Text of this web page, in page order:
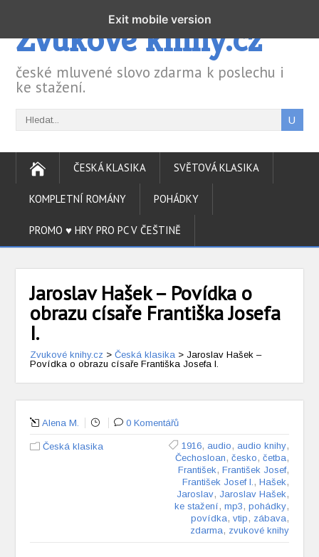
Zvukové knihy.cz
české mluvené slovo zdarma k poslechu i
ke stažení.
ČESKÁ KLASIKA SVĚTOVÁ KLASIKA
KOMPLETNÍ ROMÁNY POHÁDKY
PROMO ♥ HRY PRO PC V ČEŠTINĚ
Jaroslav Hašek – Povídka o
obrazu císaře Františka Josefa
I.
Zvukové knihy.cz >Česká klasika > Jaroslav Hašek –
Povídka o obrazu císaře Františka Josefa I.
Alena M. 0 Komentářů
Česká klasika 1916, audio , audio knihy,
Čechosloan , česko , četba,
František, František Josef,
František Josef I. , Hašek,
Jaroslav, Jaroslav Hašek,
ke stažení , mp3 , pohádky,
povídka, vtip , zábava,
zdarma, zvukové knihy
Exit mobile version